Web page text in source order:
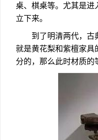
桌、棋桌等。尤其是进
立下来。
到了明清两代，古典
就是黄花梨和紫檀家具
分的，那么此时材质